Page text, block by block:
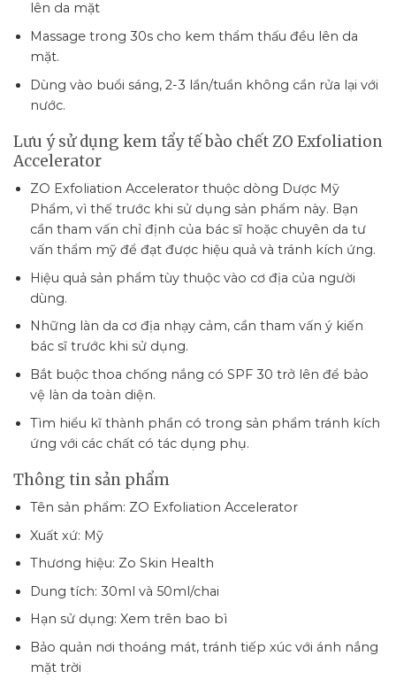
lên da mặt
Massage trong 30s cho kem thẩm thấu đều lên da
mặt.
Dùng vào buổi sáng, 2-3 lần/tuần không cần rửa lại với
nước.
Lưu ý sử dụng kem tẩy tế bào chết ZO Exfoliation
Accelerator
ZO Exfoliation Accelerator thuộc dòng Dược Mỹ
Phẩm, vì thế trước khi sử dụng sản phẩm này. Bạn
cần tham vấn chỉ định của bác sĩ hoặc chuyên da tư
vấn thẩm mỹ để đạt được hiệu quả và tránh kích ứng.
Hiệu quả sản phẩm tùy thuộc vào cơ địa của người
dùng.
Những làn da cơ địa nhạy cảm, cần tham vấn ý kiến
bác sĩ trước khi sử dụng.
Bắt buộc thoa chống nắng có SPF 30 trở lên để bảo
vệ làn da toàn diện.
Tìm hiểu kĩ thành phần có trong sản phẩm tránh kích
ứng với các chất có tác dụng phụ.
Thông tin sản phẩm
Tên sản phẩm: ZO Exfoliation Accelerator
Xuất xứ: Mỹ
Thương hiệu: Zo Skin Health
Dung tích: 30ml và 50ml/chai
Hạn sử dụng: Xem trên bao bì
Bảo quản nơi thoáng mát, tránh tiếp xúc với ánh nắng
mặt trời